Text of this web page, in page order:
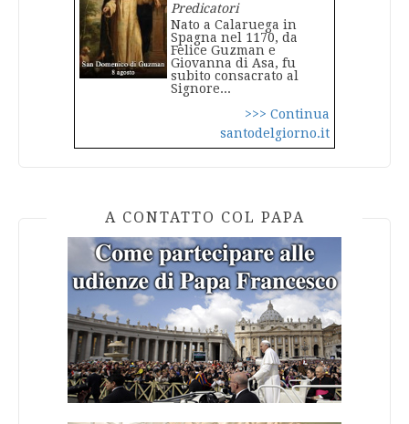
Predicatori
Nato a Calaruega in
Spagna nel 1170, da
Felice Guzman e
Giovanna di Asa, fu
subito consacrato al
Signore...
>>> Continua
santodelgiorno.it
A CONTATTO COL PAPA